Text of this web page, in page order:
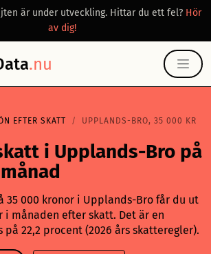
är under utveckling. Hittar du ett fel? Hör
av dig!
.nu
EFTER SKATT UPPLANDS-BRO, 35 000 KR
i Upplands-Bro på
35 000 kronor i Upplands-Bro får du ut
i månaden efter skatt. Det är en
22,2 procent (2026 års skatteregler).